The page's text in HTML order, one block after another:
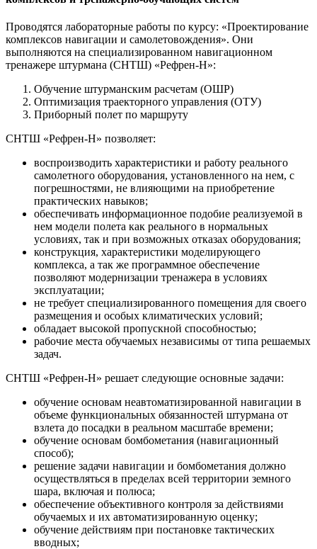
Проводятся лабораторные работы по курсу: «Проектирование
комплексов навигации и самолетовождения». Они
выполняются на специализированном навигационном
тренажере штурмана (СНТШ) «Рефрен-Н»:
Обучение штурманским расчетам (ОШР)
Оптимизация траекторного управления (ОТУ)
Приборный полет по маршруту
СНТШ «Рефрен-Н» позволяет:
воспроизводить характеристики и работу реального
самолетного оборудования, установленного на нем, с
погрешностями, не влияющими на приобретение
практических навыков;
обеспечивать информационное подобие реализуемой в
нем модели полета как реального в нормальных
условиях, так и при возможных отказах оборудования;
конструкция, характеристики моделирующего
комплекса, а так же программное обеспечение
позволяют модернизации тренажера в условиях
эксплуатации;
не требует специализированного помещения для своего
размещения и особых климатических условий;
обладает высокой пропускной способностью;
рабочие места обучаемых независимы от типа решаемых
задач.
СНТШ «Рефрен-Н» решает следующие основные задачи:
обучение основам неавтоматизированной навигации в
объеме функциональных обязанностей штурмана от
взлета до посадки в реальном масштабе времени;
обучение основам бомбометания (навигационный
способ);
решение задачи навигации и бомбометания должно
осуществляться в пределах всей территории земного
шара, включая и полюса;
обеспечение объективного контроля за действиями
обучаемых и их автоматизированную оценку;
обучение действиям при постановке тактических
вводных;